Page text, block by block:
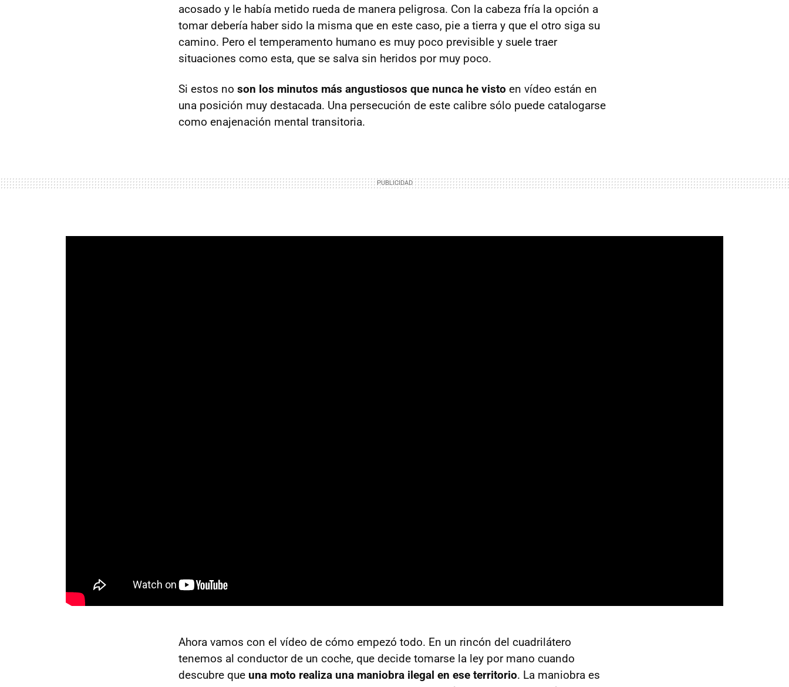
acosado y le había metido rueda de manera peligrosa. Con la cabeza fría la opción a
tomar debería haber sido la misma que en este caso, pie a tierra y que el otro siga su
camino. Pero el temperamento humano es muy poco previsible y suele traer
situaciones como esta, que se salva sin heridos por muy poco.
Si estos no son los minutos más angustiosos que nunca he visto en vídeo están en
una posición muy destacada. Una persecución de este calibre sólo puede catalogarse
como enajenación mental transitoria.
Ahora vamos con el vídeo de cómo empezó todo. En un rincón del cuadrilátero
tenemos al conductor de un coche, que decide tomarse la ley por mano cuando
descubre que una moto realiza una maniobra ilegal en ese territorio. La maniobra es